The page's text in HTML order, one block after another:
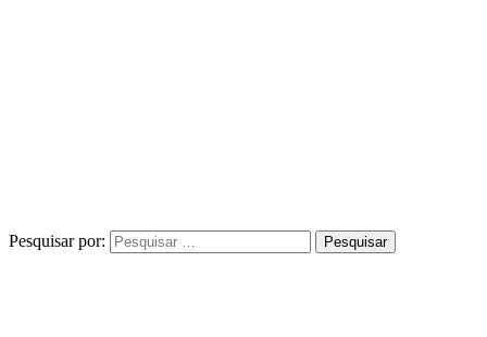
Pesquisar por: